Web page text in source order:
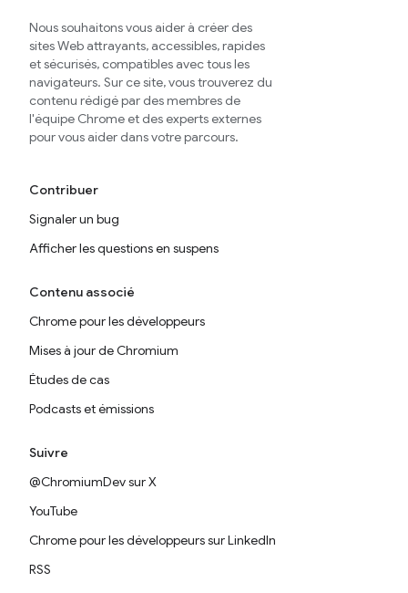
Nous souhaitons vous aider à créer des
sites Web attrayants, accessibles, rapides
et sécurisés, compatibles avec tous les
navigateurs. Sur ce site, vous trouverez du
contenu rédigé par des membres de
l'équipe Chrome et des experts externes
pour vous aider dans votre parcours.
Contribuer
Signaler un bug
Afficher les questions en suspens
Contenu associé
Chrome pour les développeurs
Mises à jour de Chromium
Études de cas
Podcasts et émissions
Suivre
@ChromiumDev sur X
YouTube
Chrome pour les développeurs sur LinkedIn
RSS